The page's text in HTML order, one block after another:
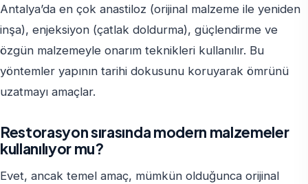
Antalya’da en çok anastiloz (orijinal malzeme ile yeniden
inşa), enjeksiyon (çatlak doldurma), güçlendirme ve
özgün malzemeyle onarım teknikleri kullanılır. Bu
yöntemler yapının tarihi dokusunu koruyarak ömrünü
uzatmayı amaçlar.
Restorasyon sırasında modern malzemeler
kullanılıyor mu?
Evet, ancak temel amaç, mümkün olduğunca orijinal